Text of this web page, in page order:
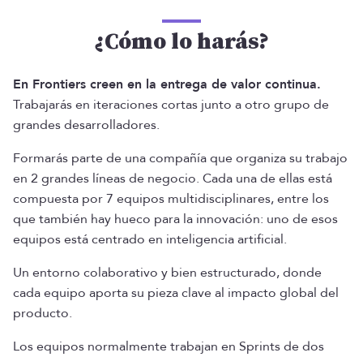
¿Cómo lo harás?
En Frontiers creen en la entrega de valor continua.
Trabajarás en iteraciones cortas junto a otro grupo de
grandes desarrolladores.
Formarás parte de una compañía que organiza su trabajo
en 2 grandes líneas de negocio. Cada una de ellas está
compuesta por 7 equipos multidisciplinares, entre los
que también hay hueco para la innovación: uno de esos
equipos está centrado en inteligencia artificial.
Un entorno colaborativo y bien estructurado, donde
cada equipo aporta su pieza clave al impacto global del
producto.
Los equipos normalmente trabajan en Sprints de dos